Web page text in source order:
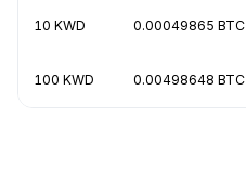
10 KWD 0.00049865 BTC
100 KWD 0.00498648 BTC